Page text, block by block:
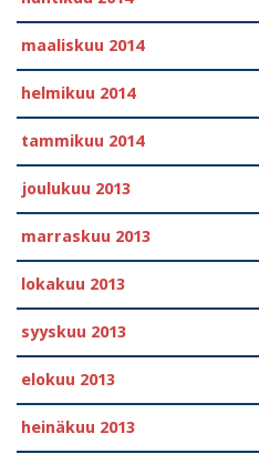
maaliskuu 2014
helmikuu 2014
tammikuu 2014
joulukuu 2013
marraskuu 2013
lokakuu 2013
syyskuu 2013
elokuu 2013
heinäkuu 2013